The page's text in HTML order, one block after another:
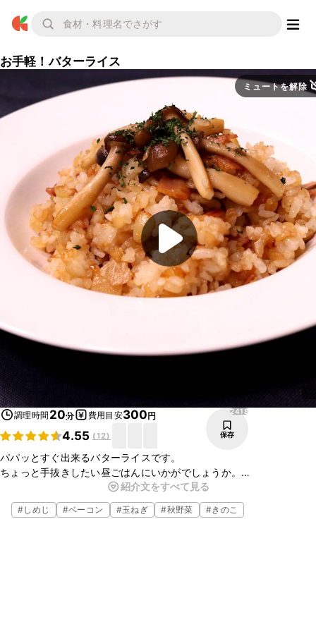
お手軽！バターライス
ミュートを解除
調理時間 20分 費用目安300円
4.55 (12)
2418
保存
パパッとすぐ出来るバターライスです。
ちょっと手抜きしたい昼ごはんにいかがでしょうか。
洋風スープを添えると彩り豊かな見た目にもバランスがよくなります
ね。
家にある余り物を加えて是非、作ってみて下さいね。
紹介文をすべて見る
#しめじ #ベーコン #玉ねぎ #秋野菜 #きのこ